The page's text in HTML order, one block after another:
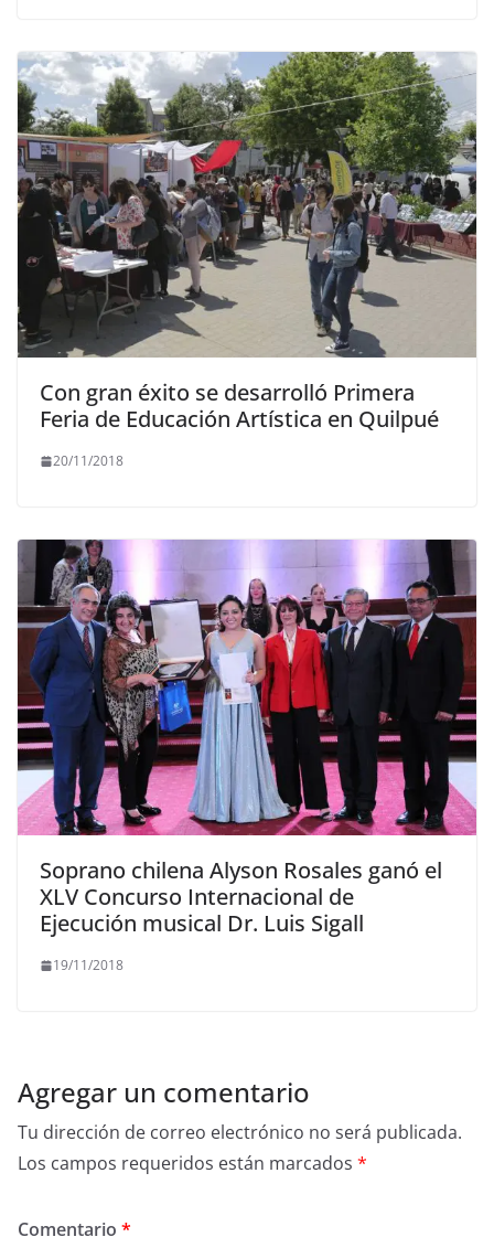
Con gran éxito se desarrolló Primera
Feria de Educación Artística en Quilpué
20/11/2018
Soprano chilena Alyson Rosales ganó el
XLV Concurso Internacional de
Ejecución musical Dr. Luis Sigall
19/11/2018
Agregar un comentario
Tu dirección de correo electrónico no será publicada.
Los campos requeridos están marcados *
Comentario *